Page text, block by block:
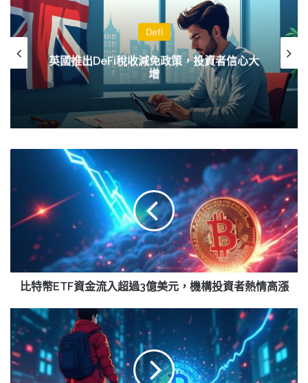
Defi
英國推出DeFi稅收減免政策，投資者信心大
增
金
超
美
元，
機
構
比特幣ETF資金流入超過3億美元，機構投資者熱情高漲
特
幣
價
格